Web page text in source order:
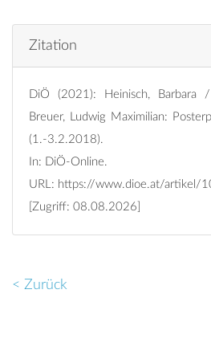
Zitation
DiÖ (2021): Heinisch, Barbara
Breuer, Ludwig Maximilian:
(1.-3.2.2018).
In: DiÖ-Online.
URL: https://www.dioe.at/artikel/
[Zugriff: 08.08.2026]
< Zurück